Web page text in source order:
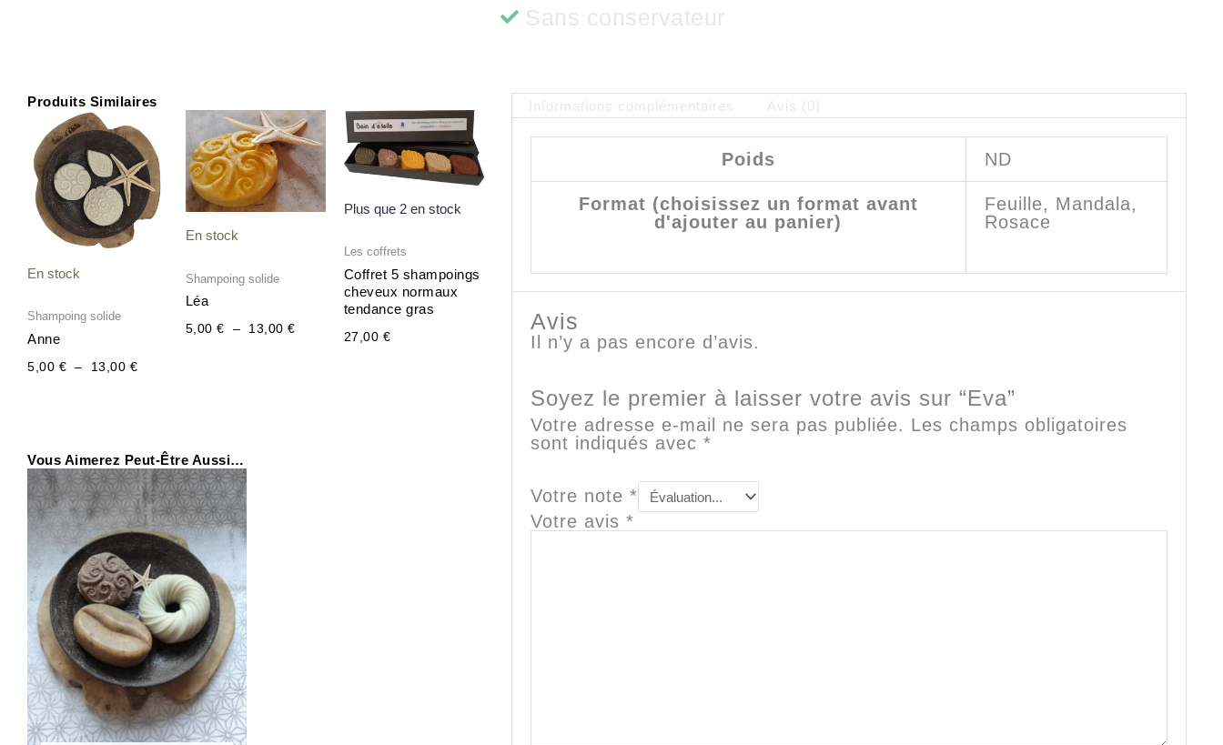
Sans conservateur
Produits Similaires
En stock
Shampoing solide
Anne
5,00 € – 13,00 €
de
prix :
5,00 €
à
13,00 €
En stock
Shampoing solide
Léa
5,00€ – 13,00€
Plage
de
prix :
5,00 €
à
13,00 €
Plus que 2 en stock
Les coffrets
Coffret 5 shampoings
cheveux normaux
tendance gras
27,00 €
Vous Aimerez Peut-Être Aussi…
Informations complémentaires Avis (0)
Poids ND
Format (choisissez un format avant
d'ajouter au panier)
Feuille, Mandala,
Rosace
Avis
Il n’y a pas encore d’avis.
Soyez le premier à laisser votre avis sur “Eva”
Votre adresse e-mail ne sera pas publiée. Les champs obligatoires
sont indiqués avec *
Votre note *
Votre avis *